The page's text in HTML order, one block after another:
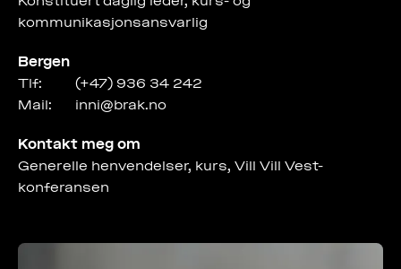
kommunikasjonsansvarlig
Bergen
Tlf:
(+47) 936 34 242
Mail:
inni@brak.no
Kontakt meg om
Generelle henvendelser, kurs, Vill Vill Vest-
konferansen